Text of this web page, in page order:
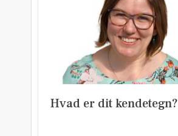
Hvad er dit kendetegn?